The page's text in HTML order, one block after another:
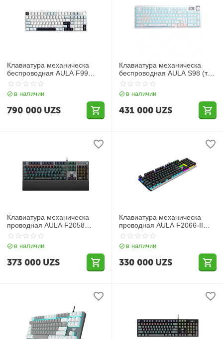
Клавиатура механическа
беспроводная AULA F99
PRO (Gasket три вида
подключения)
в наличии
790 000 UZS
Клавиатура механическа
беспроводная AULA S98 (три
вида подключения)
в наличии
431 000 UZS
Клавиатура механическа
проводная AULA F2058
(RGB, подставка под
запястье)
в наличии
373 000 UZS
Клавиатура механическа
проводная AULA F2066-II
(RGB)
в наличии
330 000 UZS